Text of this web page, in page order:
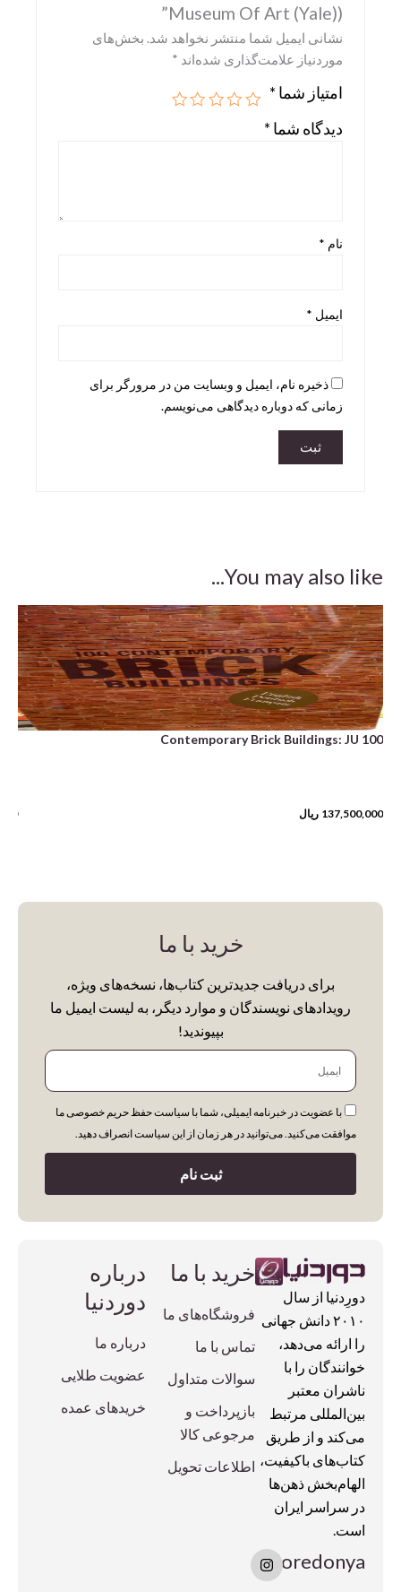
Skira
Taschen
Museum Of Art (Yale))”
نشانی ایمیل شما منتشر نخواهد شد. بخش‌های
موردنیاز علامت‌گذاری شده‌اند *
امتیاز شما *
دیدگاه شما *
نام *
ایمیل *
ذخیره نام، ایمیل و وبسایت من در مرورگر برای
زمانی که دوباره دیدگاهی می‌نویسم.
You may also like...
100 Contemporary Brick Buildings: JU
137,500,000 ریال
خرید با ما
برای دریافت جدیدترین کتاب‌ها، نسخه‌های ویژه،
رویدادهای نویسندگان و موارد دیگر، به لیست ایمیل ما
بپیوندید!
ایمیل
با عضویت در خبرنامه ایمیلی، شما با سیاست حفظ حریم خصوصی ما
موافقت می‌کنید. می‌توانید در هر زمان از این سیاست انصراف دهید.
ثبت نام
دورِدنیا از سال
۲۰۱۰ دانش جهانی
را ارائه می‌دهد،
خوانندگان را با
ناشران معتبر
بین‌المللی مرتبط
می‌کند و از طریق
کتاب‌های باکیفیت،
الهام‌بخش ذهن‌ها
در سراسر ایران
است.
doredonya
I
n
s
خرید با ما
فروشگاه‌های ما
تماس با ما
سوالات متداول
بازپرداخت و
مرجوعی کالا
اطلاعات تحویل
درباره
دوردنیا
درباره ما
عضویت طلایی
خریدهای عمده